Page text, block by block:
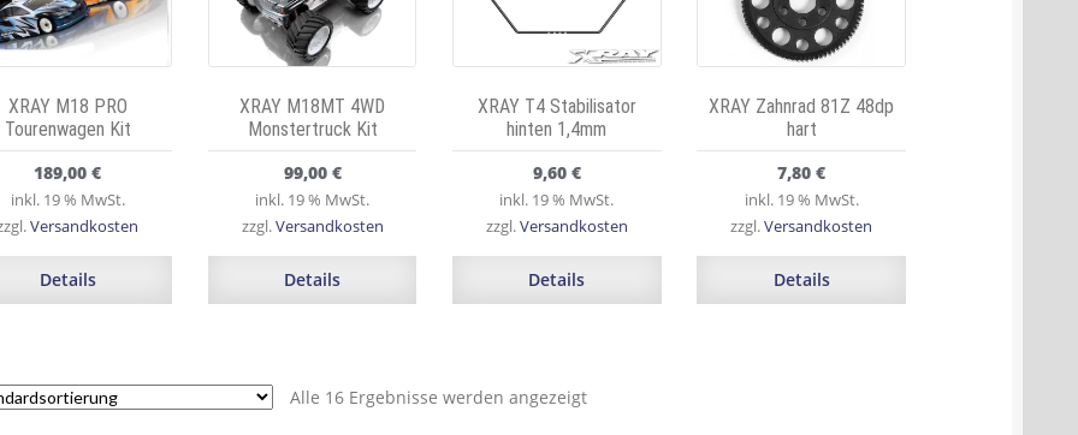
XRAY M18 PRO
Tourenwagen Kit
189,00€
inkl. 19 % MwSt.
Versandkosten
Details
XRAY M18MT 4WD
Monstertruck Kit
99,00 €
inkl. 19 % MwSt.
zzgl.Versandkosten
Details
XRAY T4 Stabilisator
hinten 1,4mm
9,60 €
inkl. 19 % MwSt.
zzgl.Versandkosten
Details
XRAY Zahnrad 81Z 48dp
hart
7,80€
inkl. 19 % MwSt.
zzgl.Versandkosten
Details
Alle 16 Ergebnisse werden angezeigt